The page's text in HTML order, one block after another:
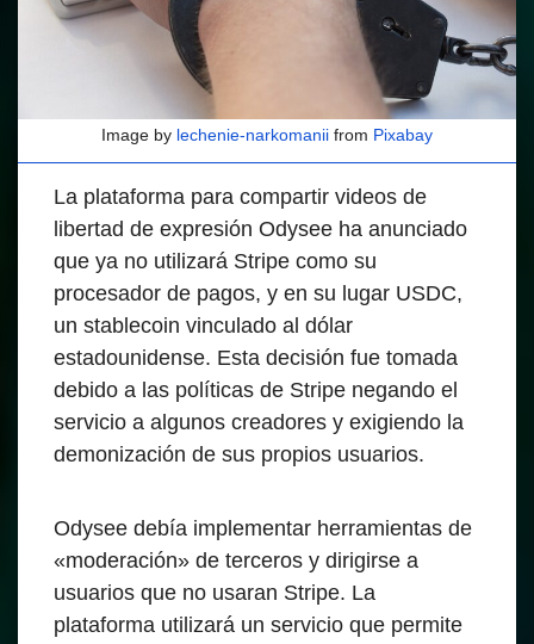
Image by lechenie-narkomanii from Pixabay
La plataforma para compartir videos de
libertad de expresión Odysee ha anunciado
que ya no utilizará Stripe como su
procesador de pagos, y en su lugar USDC,
un stablecoin vinculado al dólar
estadounidense. Esta decisión fue tomada
debido a las políticas de Stripe negando el
servicio a algunos creadores y exigiendo la
demonización de sus propios usuarios.
Odysee debía implementar herramientas de
«moderación» de terceros y dirigirse a
usuarios que no usaran Stripe. La
plataforma utilizará un servicio que permite